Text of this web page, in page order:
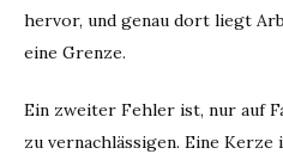
hervor, und genau dort liegt
eine Grenze.
Ein zweiter Fehler ist, nur auf
zu vernachlässigen. Eine